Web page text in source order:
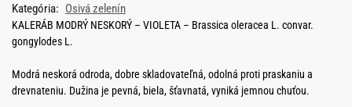
Kategória: Osivá zelenín
KALERÁB MODRÝ NESKORÝ – VIOLETA – Brassica oleracea L. convar.
gongylodes L.
Modrá neskorá odroda, dobre skladovateľná, odolná proti praskaniu a
drevnateniu. Dužina je pevná, biela, šťavnatá, vyniká jemnou chuťou.